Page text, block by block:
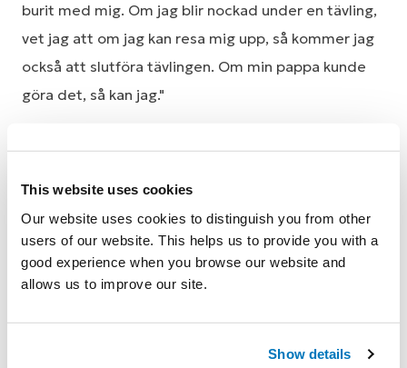
This website uses cookies
Our website uses cookies to distinguish you from other
users of our website. This helps us to provide you with a
good experience when you browse our website and
allows us to improve our site.
Show details
burit med mig. Om jag blir nockad under en tävling,
vet jag att om jag kan resa mig upp, så kommer jag
också att slutföra tävlingen. Om min pappa kunde
göra det, så kan jag."
andra motocrossförare. "Än idag får jag
meddelanden på sociala medier där folk berättar
om sina skador. De säger att jag har inspirerat dem
att arbeta hårt för att komma tillbaka på